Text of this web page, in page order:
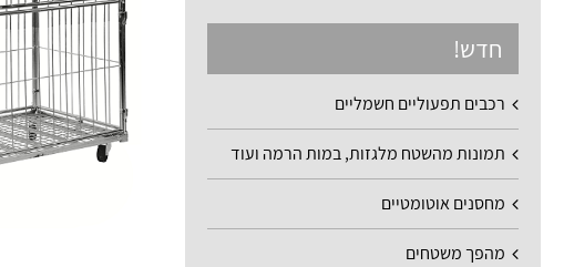
חדש!
רכבים תפעוליים חשמליים
תמונות מהשטח מלגזות, במות הרמה ועוד
מחסנים אוטומטיים
מהפך משטחים